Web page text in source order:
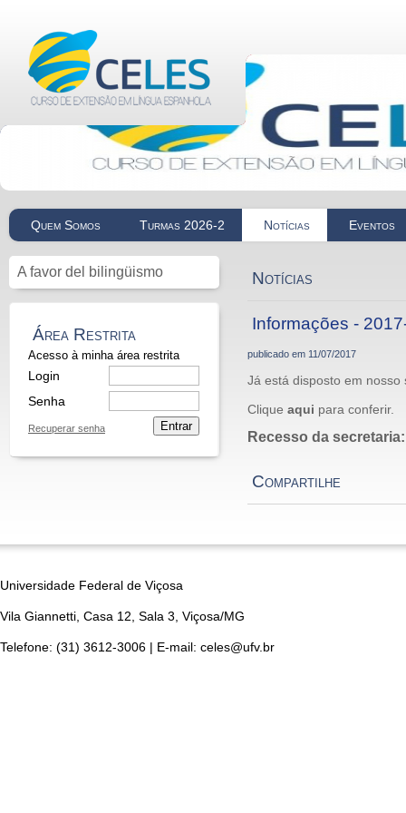
Quem Somos Turmas 2026-2 Notícias Eventos
A favor del bilingüismo
Área Restrita
Acesso à minha área restrita
Login
Senha
Recuperar senha Entrar
Notícias
Informações -
publicado em 11/07/2017
Já está disposto em
Cliqueaqui para conferir.
Recesso da
Compartilhe
Universidade Federal de Viçosa
Vila Giannetti, Casa 12, Sala 3, Viçosa/MG
Telefone: (31) 3612-3006 | E-mail: celes@ufv.br